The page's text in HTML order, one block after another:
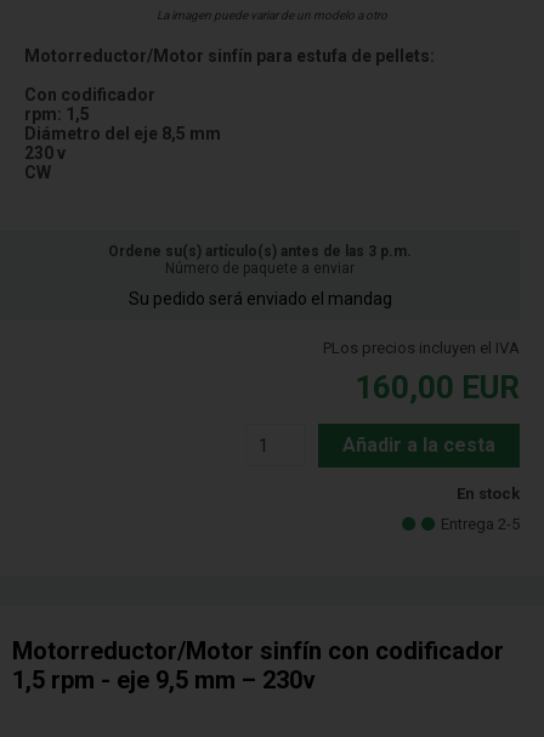
La imagen puede variar de un modelo a otro
Motorreductor/Motor sinfín para estufa de pellets:
Con codificador
rpm: 1,5
Diámetro del eje 8,5 mm
230 v
CW
Ordene su(s) artículo(s) antes de las 3 p.m.
Número de paquete a enviar
Su pedido será enviado el mandag
PLos precios incluyen el IVA
160,00 EUR
Añadir a la cesta
En stock
Entrega 2-5
Motorreductor/Motor sinfín con codificador
1,5 rpm - eje 9,5 mm – 230v